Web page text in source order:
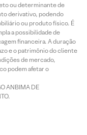
ou determinante de
derivativo, podendo
ou produto físico. É
a possibilidade de
financeira. A duração
e o patrimônio do cliente
de mercado,
podem afetar o
ANBIMA DE